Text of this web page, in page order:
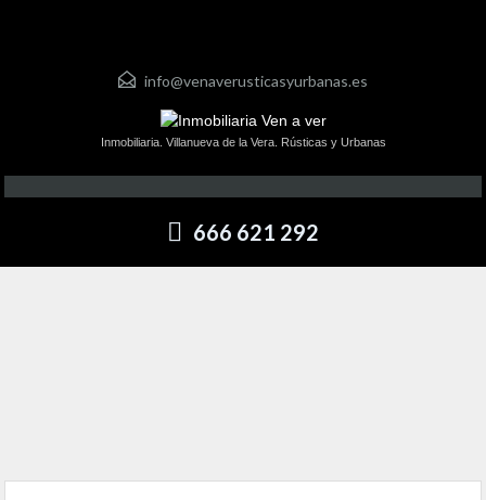
info@venaverusticasyurbanas.es
Inmobiliaria. Villanueva de la Vera. Rústicas y Urbanas
666 621 292